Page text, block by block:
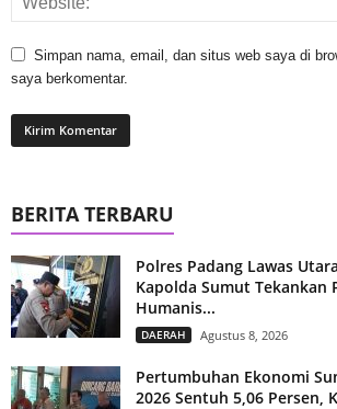
Simpan nama, email, dan situs web saya di
saya berkomentar.
BERITA TERBARU
Polres Padang Lawas
Kapolda Sumut Tekankan
Humanis...
DAERAH Agustus 8, 2026
Pertumbuhan Ekonomi
2026 Sentuh 5,06 Persen,